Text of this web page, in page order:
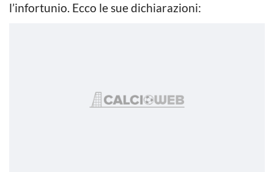
l’infortunio. Ecco le sue dichiarazioni: